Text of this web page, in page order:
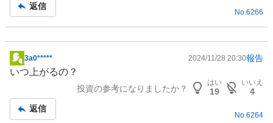
返信
No.6266
掲
示
事
3a0***** 2024/11/28 20:30報告
いつ上がるの？
投資の参考になりましたか？
はい
19
いいえ
4
返信
No.6264